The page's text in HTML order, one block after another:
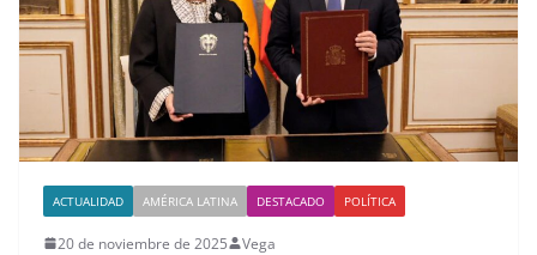
ACTUALIDAD AMÉRICA LATINA DESTACADO POLÍTICA
20 de noviembre de 2025 Vega